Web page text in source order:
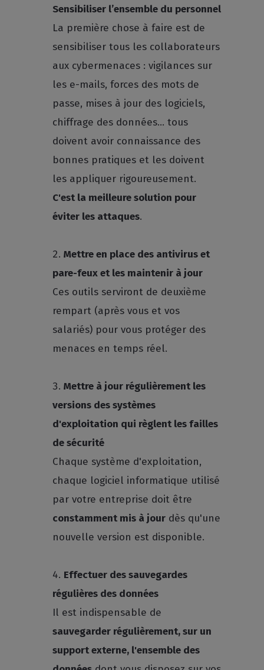
Sensibiliser l’ensemble du personnel
La première chose à faire est de
sensibiliser tous les collaborateurs
aux cybermenaces : vigilances sur
les e-mails, forces des mots de
passe, mises à jour des logiciels,
chiffrage des données... tous
doivent avoir connaissance des
bonnes pratiques et les doivent
les appliquer rigoureusement.
C'est la meilleure solution pour
éviter les attaques.
Mettre en place des antivirus et
pare-feux et les maintenir à jour
Ces outils serviront de deuxième
rempart (après vous et vos
salariés) pour vous protéger des
menaces en temps réel.
Mettre à jour régulièrement les
versions des systèmes
d'exploitation qui règlent les failles
de sécurité
Chaque système d'exploitation,
chaque logiciel informatique utilisé
par votre entreprise doit être
constamment mis à jour dès qu'une
nouvelle version est disponible.
Effectuer des sauvegardes
régulières des données
Il est indispensable de
sauvegarder régulièrement, sur un
support externe, l'ensemble des